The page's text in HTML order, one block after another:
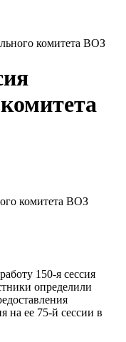
комитета ВОЗ
150-я сессия
определили
на ее 75-й сессии в